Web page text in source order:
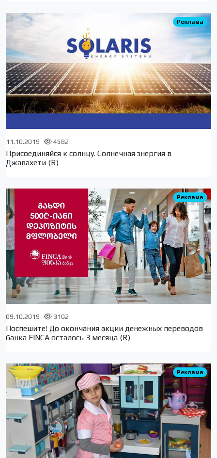
Реклама
11.10.2019 4582
Присоединяйся к солнцу. Солнечная энергия в
Джавахети (R)
Реклама
09.10.2019 3102
Поспешите! До окончания акции денежных переводов
банка FINCA осталось 3 месяца (R)
Реклама